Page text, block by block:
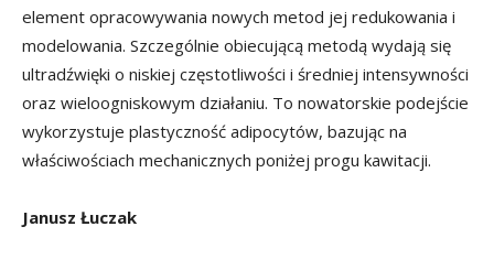
element opracowywania nowych metod jej redukowania i
modelowania. Szczególnie obiecującą metodą wydają się
ultradźwięki o niskiej częstotliwości i średniej intensywności
oraz wieloogniskowym działaniu. To nowatorskie podejście
wykorzystuje plastyczność adipocytów, bazując na
właściwościach mechanicznych poniżej progu kawitacji.
Janusz Łuczak